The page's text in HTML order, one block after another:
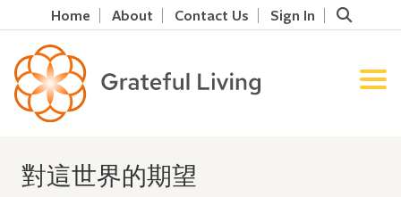
Home About Contact Us Sign In
對這世界的期望